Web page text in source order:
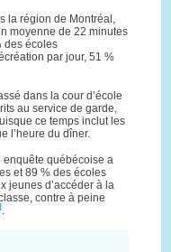
la région de Montréal,
moyenne de 22 minutes
des écoles
par jour, 51 %
dans la cour d’école
au service de garde,
ce temps inclut les
l’heure du dîner.
québécoise a
et 89 % des écoles
jeunes d’accéder à la
contre à peine
.